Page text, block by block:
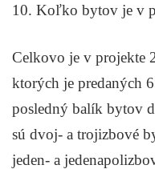
10. Koľko bytov je v
Celkovo je v projekte
ktorých je predaných
posledný balík bytov
sú dvoj- a trojizbové
jeden- a